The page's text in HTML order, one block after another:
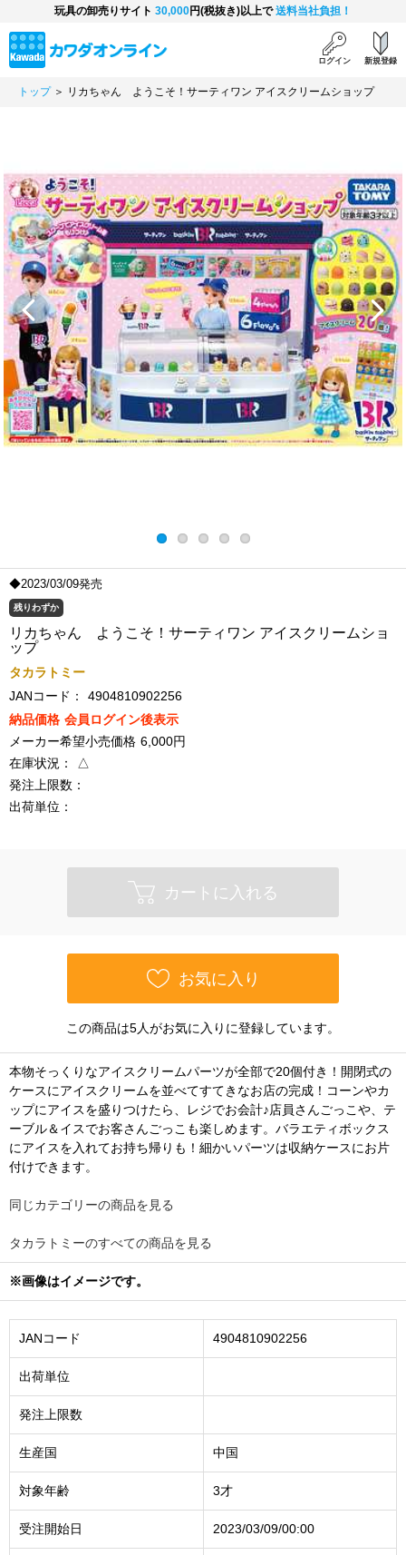
玩具の卸売りサイト 30,000円(税抜き)以上で送料当社負担！
ログイン 新規登録
トップ＞ リカちゃん ようこそ！サーティワン アイスクリームショップ
Previous Next
◆2023/03/09発売
残りわずか
リカちゃん ようこそ！サーティワン アイスクリームショ
ップ
タカラトミー
JANコード：
4904810902256
納品価格 会員ログイン後表示
メーカー希望小売価格 6,000円
在庫状況：
△
発注上限数：
出荷単位：
カートに入れる
お気に入り
この商品は5人がお気に入りに登録しています。
本物そっくりなアイスクリームパーツが全部で20個付き！開閉式の
ケースにアイスクリームを並べてすてきなお店の完成！コーンやカ
ップにアイスを盛りつけたら、レジでお会計♪店員さんごっこや、テ
ーブル＆イスでお客さんごっこも楽しめます。バラエティボックス
にアイスを入れてお持ち帰りも！細かいパーツは収納ケースにお片
付けできます。
同じカテゴリーの商品を見る
タカラトミーのすべての商品を見る
※画像はイメージです。
JANコード 4904810902256
出荷単位
発注上限数
生産国 中国
対象年齢 3才
受注開始日 2023/03/09/00:00